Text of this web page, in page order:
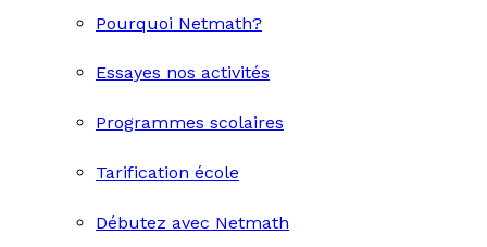
Pourquoi Netmath?
Essayes nos activités
Programmes scolaires
Tarification école
Débutez avec Netmath